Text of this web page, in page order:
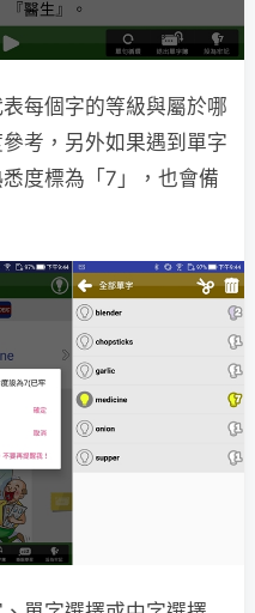
每個字的等級與屬於哪
考，另外如果遇到單字
度標為「7」，也會備